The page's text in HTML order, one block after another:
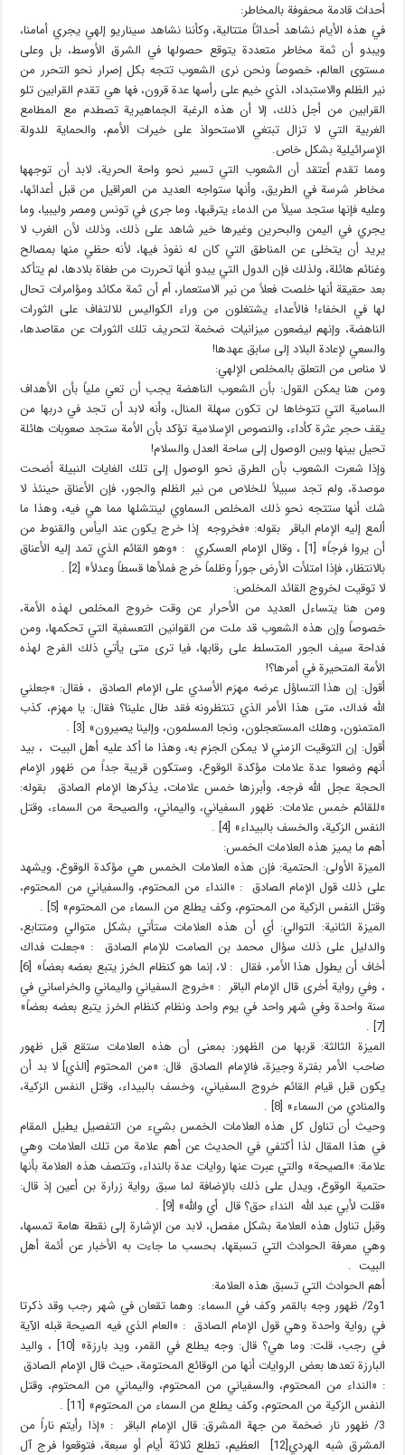
أحداث قادمة محفوفة بالمخاطر:
في هذه الأيام نشاهد أحداثاً متتالية، وكأننا نشاهد سيناريو إلهي يجري أمامنا،
ويبدو أن ثمة مخاطر متعددة يتوقع حصولها في الشرق الأوسط، بل وعلى
مستوى العالم، خصوصاً ونحن نرى الشعوب تتجه بكل إصرار نحو التحرر من
نير الظلم والاستبداد، الذي خيم على رأسها عدة قرون، فها هي تقدم القرابين تلو
القرابين من أجل ذلك، إلا أن هذه الرغبة الجماهيرية تصطدم مع المطامع
الغربية التي لا تزال تبتغي الاستحواذ على خيرات الأمم، والحماية للدولة
الإسرائيلية بشكل خاص.
ومما تقدم أعتقد أن الشعوب التي تسير نحو واحة الحرية، لابد أن توجهها
مخاطر شرسة في الطريق، وأنها ستواجه العديد من العراقيل من قبل أعدائها،
وعليه فإنها ستجد سيلاً من الدماء يترقبها، وما جرى في تونس ومصر وليبيا، وما
يجري في اليمن والبحرين وغيرها خير شاهد على ذلك، وذلك لأن الغرب لا
يريد أن يتخلى عن المناطق التي كان له نفوذ فيها، لأنه حظي منها بمصالح
وغنائم هائلة، ولذلك فإن الدول التي يبدو أنها تحررت من طغاة بلادها، لم يتأكد
بعد حقيقة أنها خلصت فعلاً من نير الاستعمار، أم أن ثمة مكائد ومؤامرات تحال
لها في الخفاء! فالأعداء يشتغلون من وراء الكواليس للالتفاف على الثورات
الناهضة، وإنهم ليضعون ميزانيات ضخمة لتحريف تلك الثورات عن مقاصدها،
والسعي لإعادة البلاد إلى سابق عهدها!
لا مناص من التعلق بالمخلص الإلهي:
ومن هنا يمكن القول: بأن الشعوب الناهضة يجب أن تعي ملياً بأن الأهداف
السامية التي تتوخاها لن تكون سهلة المنال، وأنه لابد أن تجد في دربها من
يقف حجر عثرة كأداء، والنصوص الإسلامية تؤكد بأن الأمة ستجد صعوبات هائلة
تحيل بينها وبين الوصول إلى ساحة العدل والسلام!
وإذا شعرت الشعوب بأن الطرق نحو الوصول إلى تلك الغايات النبيلة أضحت
موصدة، ولم تجد سبيلاً للخلاص من نير الظلم والجور، فإن الأعناق حينئذ لا
شك أنها ستتجه نحو ذلك المخلص السماوي لينتشلها مما هي فيه، وهذا ما
ألمع إليه الإمام الباقر بقوله: «فخروجه إذا خرج يكون عند اليأس والقنوط من
أن يروا فرجاً» [1] ، وقال الإمام العسكري : «وهو القائم الذي تمد إليه الأعناق
بالانتظار، فإذا امتلأت الأرض جوراً وظلماً خرج فملأها قسطاً وعدلاً» [2] .
لا توقيت لخروج القائد المخلص:
ومن هنا يتساءل العديد من الأحرار عن وقت خروج المخلص لهذه الأمة،
خصوصاً وإن هذه الشعوب قد ملت من القوانين التعسفية التي تحكمها، ومن
فداحة سيف الجور المتسلط على رقابها، فيا ترى متى يأتي ذلك الفرج لهذه
الأمة المتحيرة في أمرها؟!
أقول: إن هذا التساؤل عرضه مهزم الأسدي على الإمام الصادق ، فقال: «جعلني
الله فداك، متى هذا الأمر الذي تنتظرونه فقد طال علينا؟ فقال: يا مهزم، كذب
المتمنون، وهلك المستعجلون، ونجا المسلمون، وإلينا يصيرون» [3] .
أقول: إن التوقيت الزمني لا يمكن الجزم به، وهذا ما أكد عليه أهل البيت ، بيد
أنهم وضعوا عدة علامات مؤكدة الوقوع، وستكون قريبة جداً من ظهور الإمام
الحجة عجل الله فرجه، وأبرزها خمس علامات، يذكرها الإمام الصادق بقوله:
«للقائم خمس علامات: ظهور السفياني، واليماني، والصيحة من السماء، وقتل
النفس الزكية، والخسف بالبيداء» [4] .
أهم ما يميز هذه العلامات الخمس:
الميزة الأولى: الحتمية: فإن هذه العلامات الخمس هي مؤكدة الوقوع، ويشهد
على ذلك قول الإمام الصادق : «النداء من المحتوم، والسفياني من المحتوم،
وقتل النفس الزكية من المحتوم، وكف يطلع من السماء من المحتوم» [5] .
الميزة الثانية: التوالي: أي أن هذه العلامات ستأتي بشكل متوالي ومتتابع،
والدليل على ذلك سؤال محمد بن الصامت للإمام الصادق : «جعلت فداك
أخاف أن يطول هذا الأمر، فقال : لا، إنما هو كنظام الخرز يتبع بعضه بعضاً» [6]
، وفي رواية أخرى قال الإمام الباقر : «خروج السفياني واليماني والخراساني في
سنة واحدة وفي شهر واحد في يوم واحد ونظام كنظام الخرز يتبع بعضه بعضاً»
[7] .
الميزة الثالثة: قربها من الظهور: بمعنى أن هذه العلامات ستقع قبل ظهور
صاحب الأمر بفترة وجيزة، فالإمام الصادق قال: «من المحتوم [الذي] لا بد أن
يكون قبل قيام القائم خروج السفياني، وخسف بالبيداء، وقتل النفس الزكية،
والمنادي من السماء» [8] .
وحيث أن تناول كل هذه العلامات الخمس بشيء من التفصيل يطيل المقام
في هذا المقال لذا أكتفي في الحديث عن أهم علامة من تلك العلامات وهي
علامة: «الصيحة» والتي عبرت عنها روايات عدة بالنداء، وتتصف هذه العلامة بأنها
حتمية الوقوع، ويدل على ذلك بالإضافة لما سبق رواية زرارة بن أعين إذ قال:
«قلت لأبي عبد الله النداء حق؟ قال أي والله» [9] .
وقبل تناول هذه العلامة بشكل مفصل، لابد من الإشارة إلى نقطة هامة تمسها،
وهي معرفة الحوادث التي تسبقها، بحسب ما جاءت به الأخبار عن أئمة أهل
البيت .
أهم الحوادث التي تسبق هذه العلامة:
1و2/ ظهور وجه بالقمر وكف في السماء: وهما تقعان في شهر رجب وقد ذكرتا
في رواية واحدة وهي قول الإمام الصادق : «العام الذي فيه الصيحة قبله الآية
في رجب، قلت: وما هي؟ قال: وجه يطلع في القمر، ويد بارزة» [10] ، واليد
البارزة تعدها بعض الروايات أنها من الوقائع المحتومة، حيث قال الإمام الصادق
: «النداء من المحتوم، والسفياني من المحتوم، واليماني من المحتوم، وقتل
النفس الزكية من المحتوم، وكف يطلع من السماء من المحتوم» [11] .
3/ ظهور نار ضخمة من جهة المشرق: قال الإمام الباقر : «إذا رأيتم ناراً من
المشرق شبه الهردي[12] العظيم، تطلع ثلاثة أيام أو سبعة، فتوقعوا فرج آل